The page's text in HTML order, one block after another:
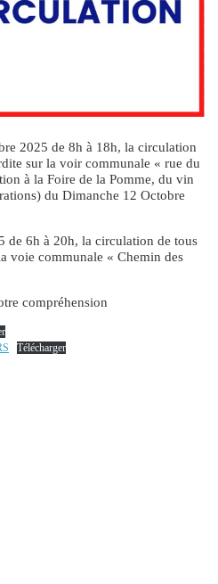
2025 de 8h à 18h, la circulation
sur la voir communale « rue du
à la Foire de la Pomme, du vin
du Dimanche 12 Octobre
de 6h à 20h, la circulation de tous
voie communale « Chemin des
compréhension
Télécharger